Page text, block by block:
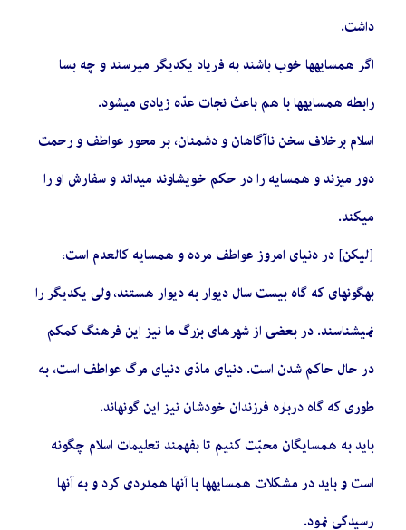
داشت.
اگر همسایهها خوب باشند به فریاد یکدیگر میرسند و چه بسا
رابطه همسایهها با هم باعث نجات عدّه زیادی میشود.
اسلام برخلاف سخن ناآگاهان و دشمنان، بر محور عواطف و رحمت
دور میزند و همسایه را در حکم خویشاوند میداند و سفارش او را
میکند.
[لیکن] در دنیای امروز عواطف مرده و همسایه کالعدم است،
بهگونهای که گاه بیست سال دیوار به دیوار هستند، ولی یکدیگر را
نمیشناسند. در بعضی از شهرهای بزرگ ما نیز این فرهنگ کمکم
در حال حاکم شدن است. دنیای مادّی دنیای مرگ عواطف است، به
طوری که گاه درباره فرزندان خودشان نیز این گونهاند.
باید به همسایگان محبّت کنیم تا بفهمند تعلیمات اسلام چگونه
است و باید در مشکلات همسایهها با آنها همدردی کرد و به آنها
رسیدگی نمود.